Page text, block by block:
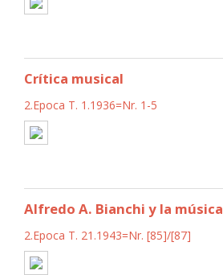
Crítica musical
2.Epoca T. 1.1936=Nr. 1-5
Alfredo A. Bianchi y la música
2.Epoca T. 21.1943=Nr. [85]/[87]